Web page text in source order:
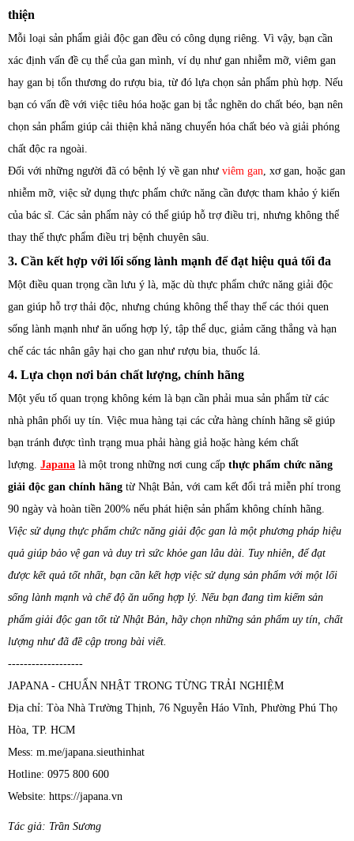
thiện
Mỗi loại sản phẩm giải độc gan đều có công dụng riêng. Vì vậy, bạn cần
xác định vấn đề cụ thể của gan mình, ví dụ như gan nhiễm mỡ, viêm gan
hay gan bị tổn thương do rượu bia, từ đó lựa chọn sản phẩm phù hợp. Nếu
bạn có vấn đề với việc tiêu hóa hoặc gan bị tắc nghẽn do chất béo, bạn nên
chọn sản phẩm giúp cải thiện khả năng chuyển hóa chất béo và giải phóng
chất độc ra ngoài.
Đối với những người đã có bệnh lý về gan như viêm gan , xơ gan, hoặc gan
nhiễm mỡ, việc sử dụng thực phẩm chức năng cần được tham khảo ý kiến
của bác sĩ. Các sản phẩm này có thể giúp hỗ trợ điều trị, nhưng không thể
thay thế thực phẩm điều trị bệnh chuyên sâu.
3. Cần kết hợp với lối sống lành mạnh để đạt hiệu quả tối đa
Một điều quan trọng cần lưu ý là, mặc dù thực phẩm chức năng giải độc
gan giúp hỗ trợ thải độc, nhưng chúng không thể thay thế các thói quen
sống lành mạnh như ăn uống hợp lý, tập thể dục, giảm căng thẳng và hạn
chế các tác nhân gây hại cho gan như rượu bia, thuốc lá.
4. Lựa chọn nơi bán chất lượng, chính hãng
Một yếu tố quan trọng không kém là bạn cần phải mua sản phẩm từ các
nhà phân phối uy tín. Việc mua hàng tại các cửa hàng chính hãng sẽ giúp
bạn tránh được tình trạng mua phải hàng giả hoặc hàng kém chất
lượng. Japana là một trong những nơi cung cấp thực phẩm chức năng
giải độc gan chính hãng từ Nhật Bản, với cam kết đổi trả miễn phí trong
90 ngày và hoàn tiền 200% nếu phát hiện sản phẩm không chính hãng.
Việc sử dụng thực phẩm chức năng giải độc gan là một phương pháp hiệu
quả giúp bảo vệ gan và duy trì sức khỏe gan lâu dài. Tuy nhiên, để đạt
được kết quả tốt nhất, bạn cần kết hợp việc sử dụng sản phẩm với một lối
sống lành mạnh và chế độ ăn uống hợp lý. Nếu bạn đang tìm kiếm sản
phẩm giải độc gan tốt từ Nhật Bản, hãy chọn những sản phẩm uy tín, chất
lượng như đã đề cập trong bài viết.
-------------------
JAPANA - CHUẨN NHẬT TRONG TỪNG TRẢI NGHIỆM
Địa chỉ: Tòa Nhà Trường Thịnh, 76 Nguyễn Háo Vĩnh, Phường Phú Thọ
Hòa, TP. HCM
Mess: m.me/japana.sieuthinhat
Hotline: 0975 800 600
Website: https://japana.vn
Tác giả: Trần Sương